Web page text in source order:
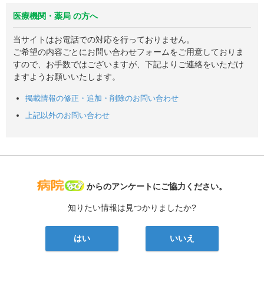
医療機関・薬局 の方へ
当サイトはお電話での対応を行っておりません。
ご希望の内容ごとにお問い合わせフォームをご用意しておりま
すので、お手数ではございますが、下記よりご連絡をいただけ
ますようお願いいたします。
掲載情報の修正・追加・削除のお問い合わせ
上記以外のお問い合わせ
病院なび
からのアンケートにご協力ください。
知りたい情報は見つかりましたか?
はい いいえ